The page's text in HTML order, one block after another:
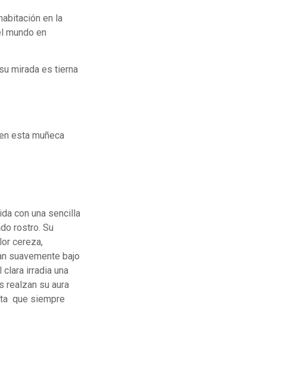
en la
mundo en
mirada es tierna
esta muñeca
con una sencilla
rostro. Su
cereza,
suavemente bajo
irradia una
realzan su aura
que siempre